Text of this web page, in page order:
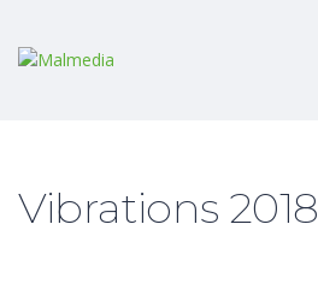
Vibrations 2018